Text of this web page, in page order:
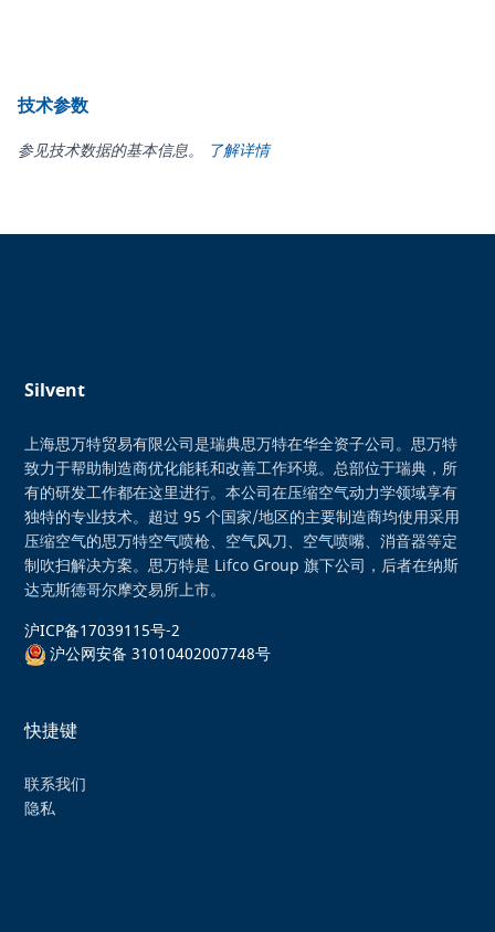
技术参数
参见技术数据的基本信息。 了解详情
Silvent
上海思万特贸易有限公司是瑞典思万特在华全资子公司。思万特
致力于帮助制造商优化能耗和改善工作环境。总部位于瑞典，所
有的研发工作都在这里进行。本公司在压缩空气动力学领域享有
独特的专业技术。超过 95 个国家/地区的主要制造商均使用采用
压缩空气的思万特空气喷枪、空气风刀、空气喷嘴、消音器等定
制吹扫解决方案。思万特是 Lifco Group 旗下公司，后者在纳斯
达克斯德哥尔摩交易所上市。
沪ICP备17039115号-2
沪公网安备 31010402007748号
快捷键
联系我们
隐私